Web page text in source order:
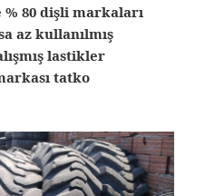
80 dişli markaları
az kullanılmış
lastikler
tatko